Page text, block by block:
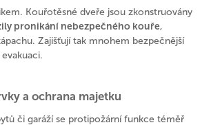
Kouřotěsné dveře jsou zkonstruovány
pronikání nebezpečného kouře,
Zajišťují tak mnohem bezpečnější
a ochrana majetku
či garáží se protipožární funkce téměř